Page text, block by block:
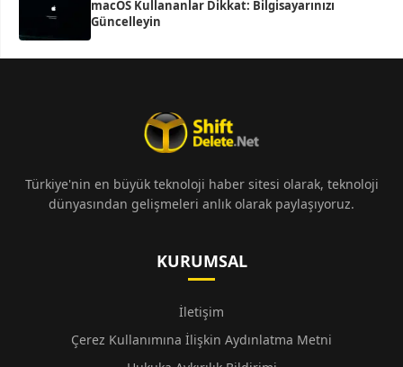
macOS Kullananlar Dikkat: Bilgisayarınızı
Güncelleyin
Türkiye'nin en büyük teknoloji haber sitesi olarak, teknoloji
dünyasından gelişmeleri anlık olarak paylaşıyoruz.
KURUMSAL
İletişim
Çerez Kullanımına İlişkin Aydınlatma Metni